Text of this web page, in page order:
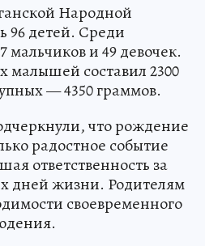
Народной
96 детей. Среди
и 49 девочек.
малышей составил 2300
— 4350 граммов.
что рождение
радостное событие
ответственность за
дней жизни. Родителям
своевременного